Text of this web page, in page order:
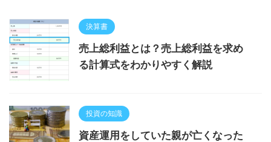
決算書
売上総利益とは？売上総利益を求め
る計算式をわかりやすく解説
投資の知識
資産運用をしていた親が亡くなった